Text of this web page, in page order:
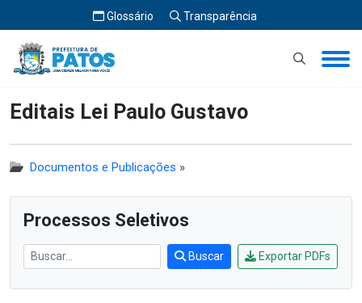
Glossário Transparência
Início Editais Lei Paulo Gustavo
Editais Lei Paulo Gustavo
Documentos e Publicações »
Processos Seletivos
Buscar Exportar PDFs